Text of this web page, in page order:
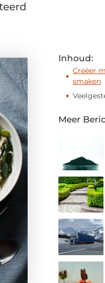
Inhoud:
Creëer
smaken
Meer